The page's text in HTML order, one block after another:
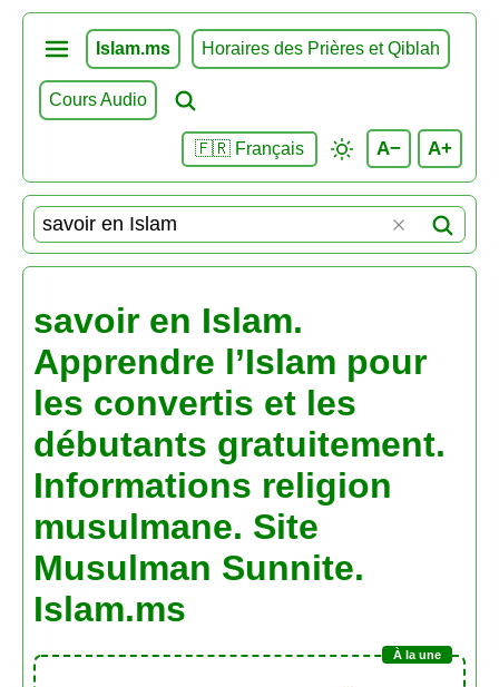
Islam.ms Horaires des Prières et Qiblah
Cours Audio
🇫🇷 Français A− A+
savoir en Islam.
Apprendre l’Islam pour
les convertis et les
débutants gratuitement.
Informations religion
musulmane. Site
Musulman Sunnite.
Islam.ms